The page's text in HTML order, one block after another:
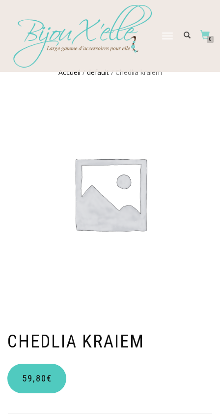
DÉPLIER
0
Accueil/default/ Chedlia kraiem
CHEDLIA KRAIEM
59,80€